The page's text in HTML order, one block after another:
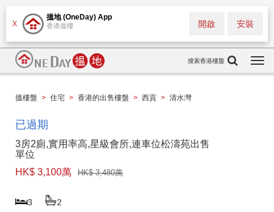
X
搵地 (OneDay) App
香港搵樓 安裝
開啟
搜索香港樓盤
搵樓盤 > 住宅 > 香港的出售樓盤 > 西貢 > 清水灣
已過期
3房2廁,實用率高,星級會所,連車位松濤苑出售
單位
HK$ 3,100萬
HK$ 3,480萬
3 2